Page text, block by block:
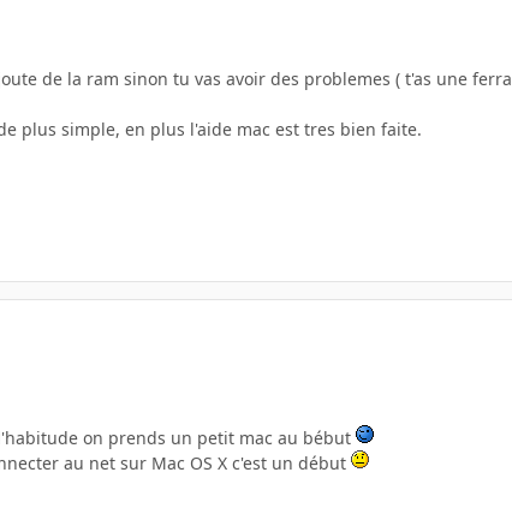
de la ram sinon tu vas avoir des problemes ( t'as une
plus simple, en plus l'aide mac est tres bien faite.
on prends un petit mac au bébut
au net sur Mac OS X c'est un début